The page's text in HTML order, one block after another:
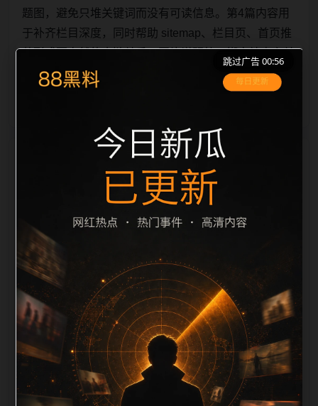
题图，避免只堆关键词而没有可读信息。第4篇内容用
于补齐栏目深度，同时帮助 sitemap、栏目页、首页推
荐形成更自然的内链关系。图片说明统一绑定站点主关
键词、栏目词和文章标题，让搜索引擎能够从标题、正
间识别一致主题。后续每日采集时，建议继续执行远程
图片本地化、坏图默认图兜底、标题去重和 description
长度过滤。如果同一主题下有多个相近页面，应通过不
同角度补充事件背景、访问场景、相关问题或专题入
口，降低站群页面之间的重复感。页面底部保留同类推
荐、上一篇下一篇和 sitemap 入口，保证重要页面点击
深度尽量控制在三次以内。正文维护时可按用户搜索路
径补充三类信息：入口是否稳定、同栏目还有哪些可继
续阅读、移动端打开时图片和摘要是否一致。每次新增
内容后同步检查标题、description、canonical、主题
图、alt、title和推荐链接，确保页面既能被搜索引擎理
跳过广告 00:55